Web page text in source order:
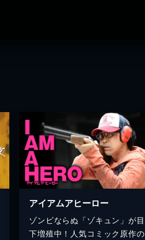
アイアムアヒーロー
ゾンビならぬ「ゾキュン」が目
下増殖中！人気コミック原作の